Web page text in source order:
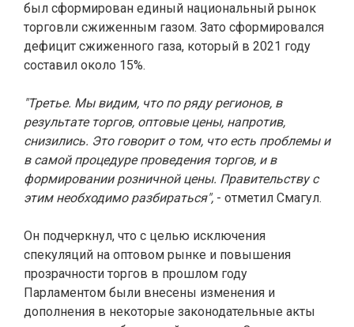
был сформирован единый национальный рынок
торговли сжиженным газом. Зато сформировался
дефицит сжиженного газа, который в 2021 году
составил около 15%.
"Третье. Мы видим, что по ряду регионов, в
результате торгов, оптовые цены, напротив,
снизились. Это говорит о том, что есть проблемы и
в самой процедуре проведения торгов, и в
формировании розничной цены. Правительству с
этим необходимо разбираться", - отметил Смагул.
Он подчеркнул, что с целью исключения
спекуляций на оптовом рынке и повышения
прозрачности торгов в прошлом году
Парламентом были внесены изменения и
дополнения в некоторые законодательные акты